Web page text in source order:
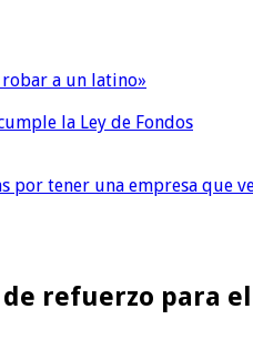
a un latino»
la Ley de Fondos
por tener una empresa que
de refuerzo para